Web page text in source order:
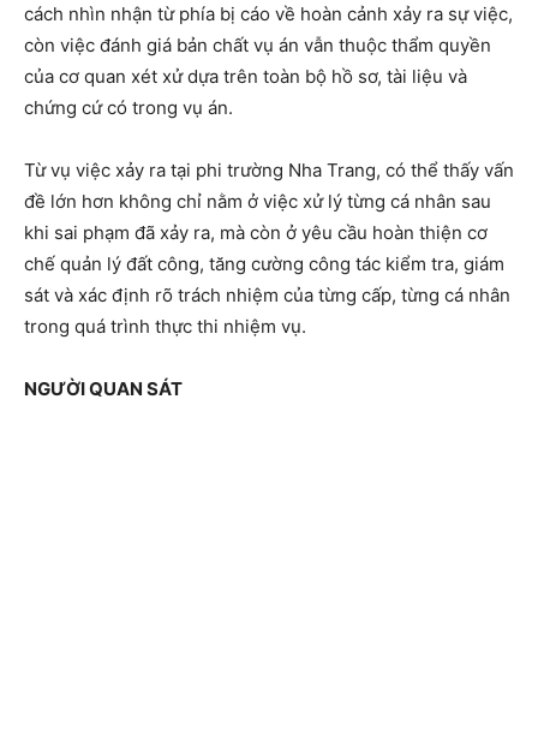
cách nhìn nhận từ phía bị cáo về hoàn cảnh xảy ra sự việc,
còn việc đánh giá bản chất vụ án vẫn thuộc thẩm quyền
của cơ quan xét xử dựa trên toàn bộ hồ sơ, tài liệu và
chứng cứ có trong vụ án.
Từ vụ việc xảy ra tại phi trường Nha Trang, có thể thấy vấn
đề lớn hơn không chỉ nằm ở việc xử lý từng cá nhân sau
khi sai phạm đã xảy ra, mà còn ở yêu cầu hoàn thiện cơ
chế quản lý đất công, tăng cường công tác kiểm tra, giám
sát và xác định rõ trách nhiệm của từng cấp, từng cá nhân
trong quá trình thực thi nhiệm vụ.
NGƯỜI QUAN SÁT